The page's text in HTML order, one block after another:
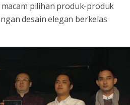
pilihan produk-produk
desain elegan berkelas